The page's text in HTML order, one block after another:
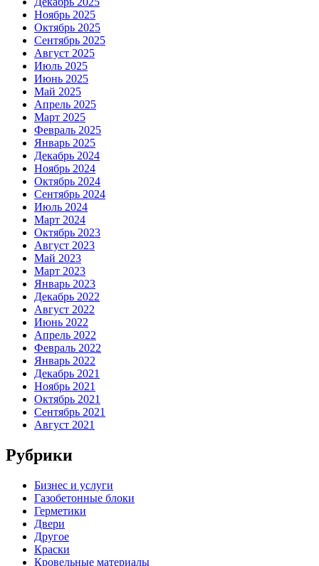
Ноябрь 2025
Октябрь 2025
Сентябрь 2025
Август 2025
Июль 2025
Июнь 2025
Май 2025
Апрель 2025
Март 2025
Февраль 2025
Январь 2025
Декабрь 2024
Ноябрь 2024
Октябрь 2024
Сентябрь 2024
Июль 2024
Март 2024
Октябрь 2023
Август 2023
Май 2023
Март 2023
Январь 2023
Декабрь 2022
Август 2022
Июнь 2022
Апрель 2022
Февраль 2022
Январь 2022
Декабрь 2021
Ноябрь 2021
Октябрь 2021
Сентябрь 2021
Август 2021
Рубрики
Бизнес и услуги
Газобетонные блоки
Герметики
Двери
Другое
Краски
Кровельные материалы